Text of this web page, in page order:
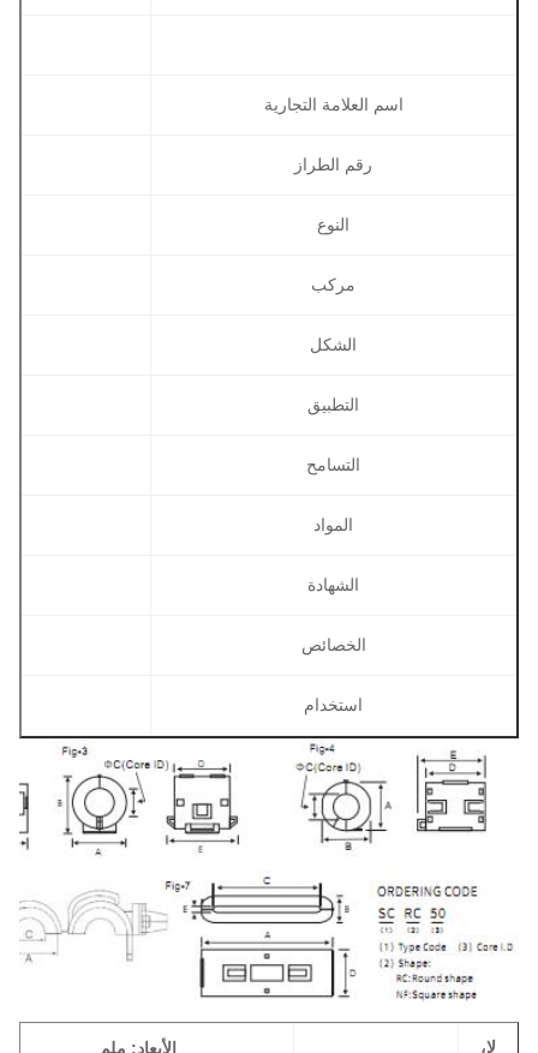
اسم العلامة التجارية
رقم الطراز
النوع
مركب
الشكل
التطبيق
التسامح
المواد
الشهادة
الخصائص
استخدام
لا، الأبعاد: ملم